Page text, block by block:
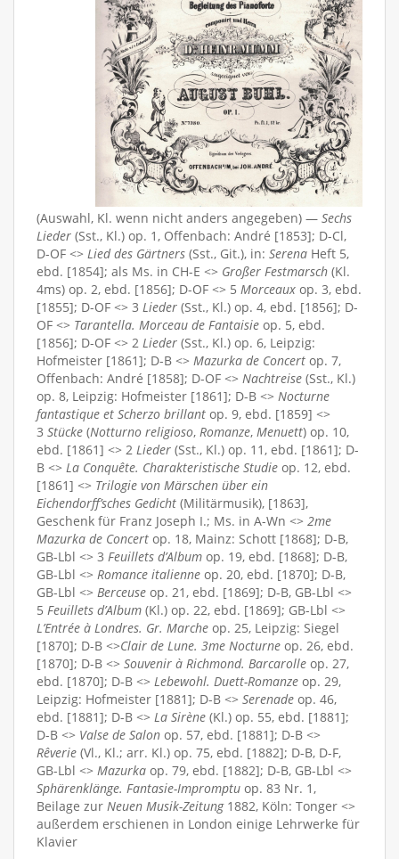
(Auswahl, Kl. wenn nicht anders angegeben) — Sechs
Lieder (Sst., Kl.) op. 1, Offenbach: André [1853]; D-Cl,
D-OF <> Lied des Gärtners (Sst., Git.), in: Serena Heft 5,
ebd. [1854]; als Ms. in CH-E <> Großer Festmarsch (Kl.
4ms) op. 2, ebd. [1856]; D-OF <> 5 Morceaux op. 3, ebd.
[1855]; D-OF <> 3 Lieder (Sst., Kl.) op. 4, ebd. [1856]; D-
OF <> Tarantella. Morceau de Fantaisie op. 5, ebd.
[1856]; D-OF <> 2 Lieder (Sst., Kl.) op. 6, Leipzig:
Hofmeister [1861]; D-B <> Mazurka de Concert op. 7,
Offenbach: André [1858]; D-OF <> Nachtreise (Sst., Kl.)
op. 8, Leipzig: Hofmeister [1861]; D-B <> Nocturne
fantastique et Scherzo brillant op. 9, ebd. [1859] <>
3 Stücke (Notturno religioso, Romanze, Menuett) op. 10,
ebd. [1861] <> 2 Lieder (Sst., Kl.) op. 11, ebd. [1861]; D-
B <> La Conquête. Charakteristische Studie op. 12, ebd.
[1861] <> Trilogie von Märschen über ein
Eichendorff’sches Gedicht (Militärmusik), [1863],
Geschenk für Franz Joseph I.; Ms. in A-Wn <> 2me
Mazurka de Concert op. 18, Mainz: Schott [1868]; D-B,
GB-Lbl <> 3 Feuillets d’Album op. 19, ebd. [1868]; D-B,
GB-Lbl <> Romance italienne op. 20, ebd. [1870]; D-B,
GB-Lbl <> Berceuse op. 21, ebd. [1869]; D-B, GB-Lbl <>
5 Feuillets d’Album (Kl.) op. 22, ebd. [1869]; GB-Lbl <>
L’Entrée à Londres. Gr. Marche op. 25, Leipzig: Siegel
[1870]; D-B <>Clair de Lune. 3me Nocturne op. 26, ebd.
[1870]; D-B <> Souvenir à Richmond. Barcarolle op. 27,
ebd. [1870]; D-B <> Lebewohl. Duett-Romanze op. 29,
Leipzig: Hofmeister [1881]; D-B <> Serenade op. 46,
ebd. [1881]; D-B <> La Sirène (Kl.) op. 55, ebd. [1881];
D-B <> Valse de Salon op. 57, ebd. [1881]; D-B <>
Rêverie (Vl., Kl.; arr. Kl.) op. 75, ebd. [1882]; D-B, D-F,
GB-Lbl <> Mazurka op. 79, ebd. [1882]; D-B, GB-Lbl <>
Sphärenklänge. Fantasie-Impromptu op. 83 Nr. 1,
Beilage zur Neuen Musik-Zeitung1882, Köln: Tonger <>
außerdem erschienen in London einige Lehrwerke für
Klavier